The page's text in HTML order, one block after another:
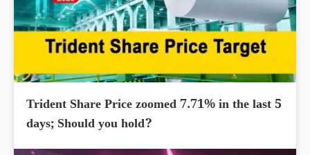
Trident Share Price zoomed 7.71% in the last 5
days; Should you hold?